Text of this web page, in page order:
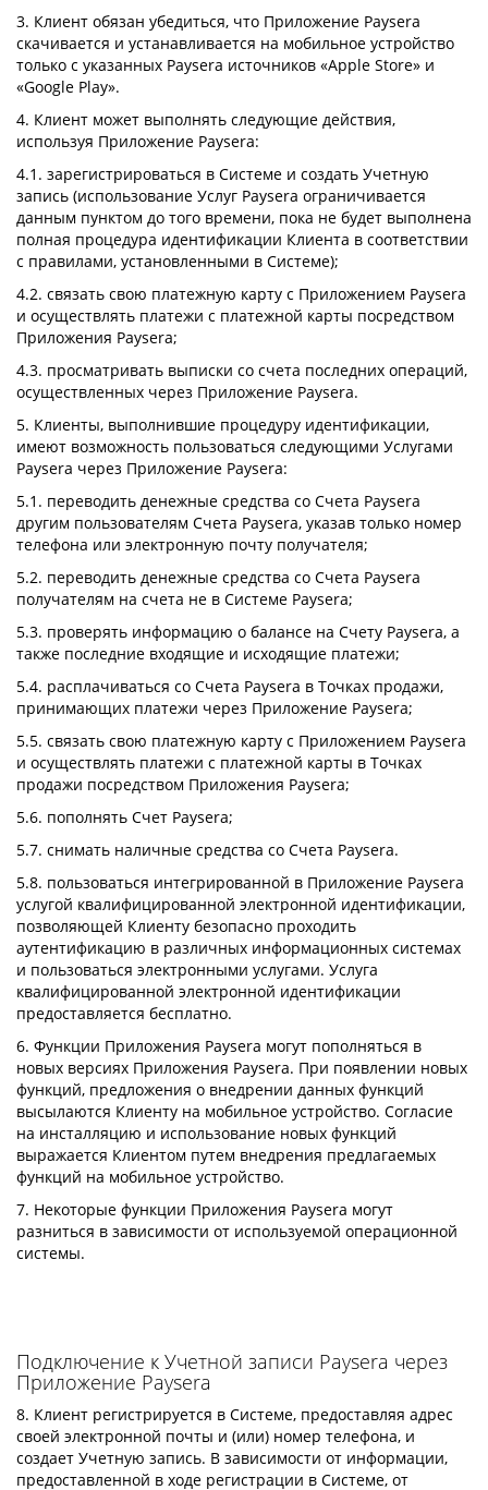
3. Клиент обязан убедиться, что Приложение Paysera
скачивается и устанавливается на мобильное устройство
только с указанных Paysera источников «Apple Store» и
«Google Play».
4. Клиент может выполнять следующие действия,
используя Приложение Paysera:
4.1. зарегистрироваться в Системе и создать Учетную
запись (использование Услуг Paysera ограничивается
данным пунктом до того времени, пока не будет выполнена
полная процедура идентификации Клиента в соответствии
с правилами, установленными в Системе);
4.2. связать свою платежную карту с Приложением Paysera
и осуществлять платежи с платежной карты посредством
Приложения Paysera;
4.3. просматривать выписки со счета последних операций,
осуществленных через Приложение Paysera.
5. Клиенты, выполнившие процедуру идентификации,
имеют возможность пользоваться следующими Услугами
Paysera через Приложение Paysera:
5.1. переводить денежные средства со Счета Paysera
другим пользователям Счета Paysera, указав только номер
телефона или электронную почту получателя;
5.2. переводить денежные средства со Счета Paysera
получателям на счета не в Системе Paysera;
5.3. проверять информацию о балансе на Счету Paysera, а
также последние входящие и исходящие платежи;
5.4. расплачиваться со Счета Paysera в Точках продажи,
принимающих платежи через Приложение Paysera;
5.5. связать свою платежную карту с Приложением Paysera
и осуществлять платежи с платежной карты в Точках
продажи посредством Приложения Paysera;
5.6. пополнять Счет Paysera;
5.7. снимать наличные средства со Счета Paysera.
5.8. пользоваться интегрированной в Приложение Paysera
услугой квалифицированной электронной идентификации,
позволяющей Клиенту безопасно проходить
аутентификацию в различных информационных системах
и пользоваться электронными услугами. Услуга
квалифицированной электронной идентификации
предоставляется бесплатно.
6. Функции Приложения Paysera могут пополняться в
новых версиях Приложения Paysera. При появлении новых
функций, предложения о внедрении данных функций
высылаются Клиенту на мобильное устройство. Согласие
на инсталляцию и использование новых функций
выражается Клиентом путем внедрения предлагаемых
функций на мобильное устройство.
7. Некоторые функции Приложения Paysera могут
разниться в зависимости от используемой операционной
системы.
Подключение к Учетной записи Paysera через
Приложение Paysera
8. Клиент регистрируется в Системе, предоставляя адрес
своей электронной почты и (или) номер телефона, и
создает Учетную запись. В зависимости от информации,
предоставленной в ходе регистрации в Системе, от